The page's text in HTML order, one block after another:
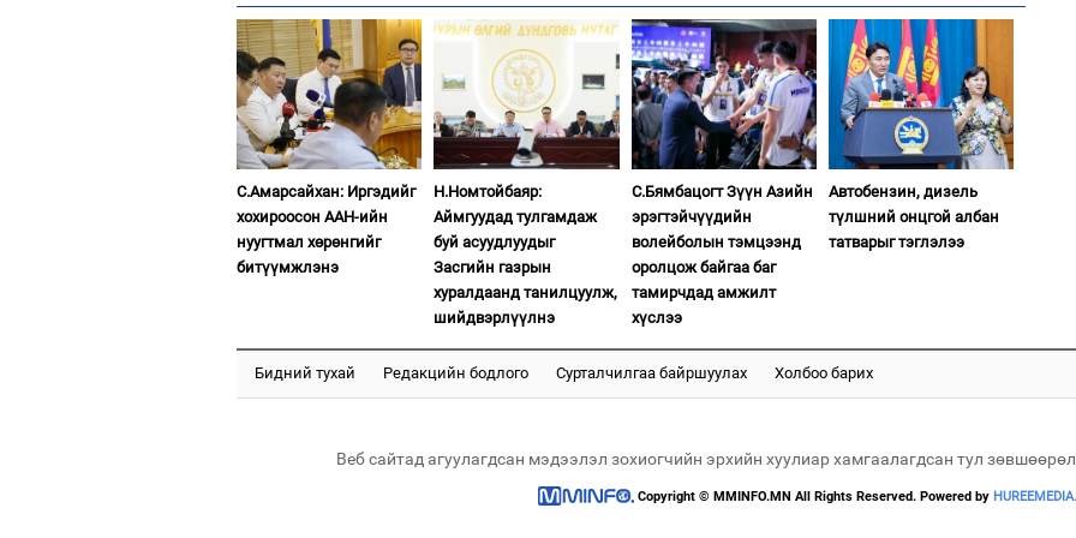
С.Амарсайхан: Иргэдийг
хохироосон ААН-ийн
нуугтмал хөрөнгийг
битүүмжлэнэ
Н.Номтойбаяр:
Аймгуудад тулгамдаж
буй асуудлуудыг
Засгийн газрын
хуралдаанд танилцуулж,
шийдвэрлүүлнэ
С.Бямбацогт Зүүн Азийн
эрэгтэйчүүдийн
волейболын тэмцээнд
оролцож байгаа баг
тамирчдад амжилт
хүслээ
Автобензин, дизель
түлшний онцгой албан
татварыг тэглэлээ
Бидний тухай Редакцийн бодлого Сурталчилгаа байршуулах Холбоо барих
Веб сайтад агуулагдсан мэдээлэл зохиогчийн эрхийн хуулиар хамгаалагдсан тул
Copyright © MMINFO.MN All Rights Reserved. Powered by HUREEMEDIA.